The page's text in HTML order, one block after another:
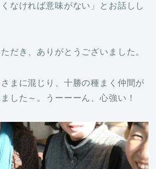
なければ意味がない」とお話しし
だき、ありがとうございました。
まに混じり、十勝の種まく仲間が
した～。うーーーん、心強い！